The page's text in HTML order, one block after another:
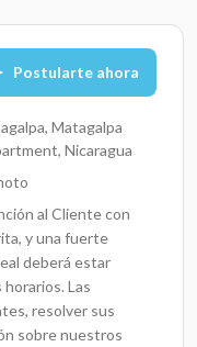
Postularte ahora
Matagalpa
Nicaragua
al Cliente con
y una fuerte
deberá estar
Las
resolver sus
sobre nuestros